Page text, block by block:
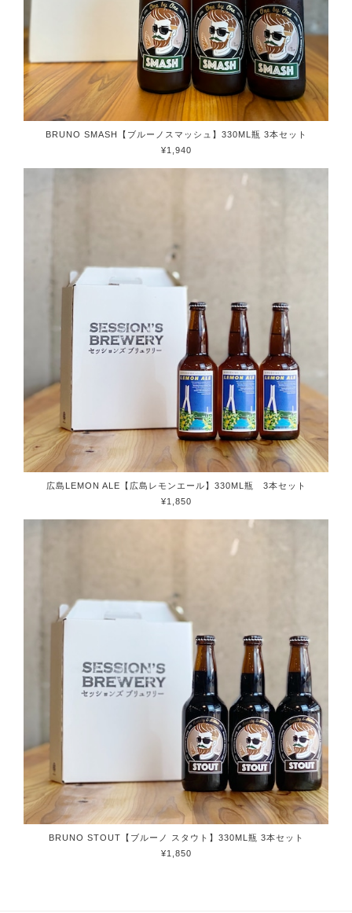
BRUNO SMASH【ブルーノスマッシュ】330ML瓶 3本セット
¥1,940
広島LEMON ALE【広島レモンエール】330ML瓶 3本セット
¥1,850
BRUNO STOUT【ブルーノ スタウト】330ML瓶 3本セット
¥1,850